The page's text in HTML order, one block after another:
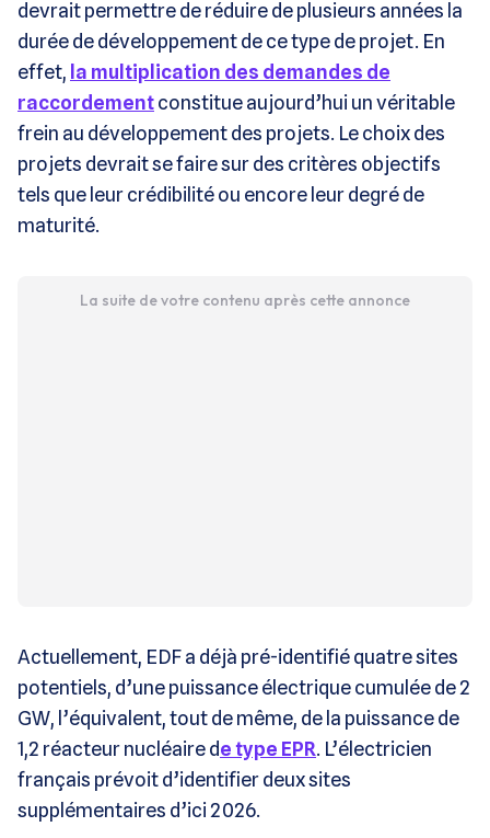
devrait permettre de réduire de plusieurs années la
durée de développement de ce type de projet. En
effet, la multiplication des demandes de
raccordementconstitue aujourd’hui un véritable
frein au développement des projets. Le choix des
projets devrait se faire sur des critères objectifs
tels que leur crédibilité ou encore leur degré de
maturité.
La suite de votre contenu après cette annonce
Actuellement, EDF a déjà pré-identifié quatre sites
potentiels, d’une puissance électrique cumulée de 2
GW, l’équivalent, tout de même, de la puissance de
1,2 réacteur nucléaire de type EPR. L’électricien
français prévoit d’identifier deux sites
supplémentaires d’ici 2026.